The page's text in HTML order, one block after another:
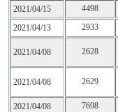
2021/04/15
4498
2021/04/13
2933
2021/04/08 2628
2021/04/08 2629
2021/04/08 7698